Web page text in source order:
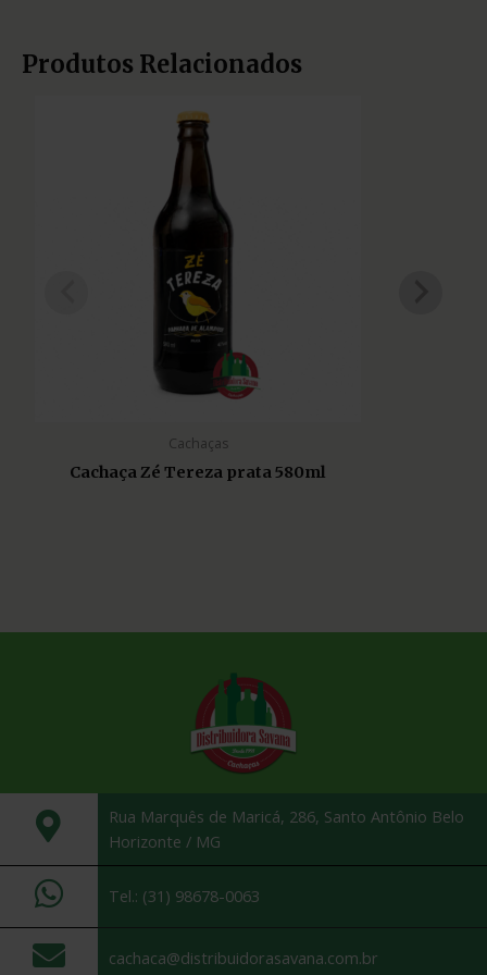
Produtos Relacionados
Cachaças
Cachaça Zé Tereza prata 580ml
Rua Marquês de Maricá, 286, Santo Antônio Belo
Horizonte / MG
Tel.: (31) 98678-0063
cachaca@distribuidorasavana.com.br